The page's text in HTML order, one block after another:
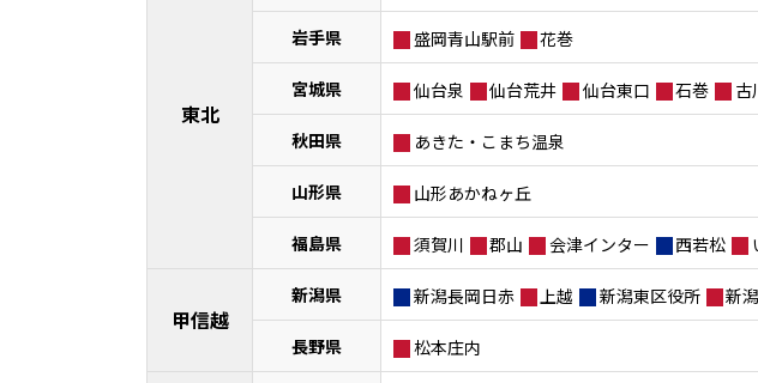
東北
岩手県 盛岡青山駅前 花巻
宮城県 仙台泉 仙台荒井 仙台東口 石巻 古
秋田県 あきた・こまち温泉
山形県 山形あかねヶ丘
福島県 須賀川 郡山 会津インター 西若松
甲信越
新潟県 新潟長岡日赤 上越 新潟東区役所 新
長野県 松本庄内